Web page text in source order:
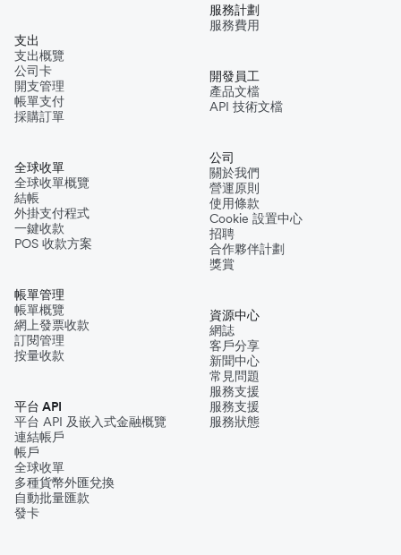
支出
支出概覽
公司卡
開支管理
帳單支付
採購訂單
全球收單
全球收單概覽
結帳
外掛支付程式
一鍵收款
POS 收款方案
帳單管理
帳單概覽
網上發票收款
訂閱管理
按量收款
平台 API
平台 API 及嵌入式金融概覽
連結帳戶
帳戶
全球收單
多種貨幣外匯兌換
自動批量匯款
發卡
服務計劃
服務費用
開發員工
產品文檔
API 技術文檔
公司
關於我們
營運原則
使用條款
Cookie 設置中心
招聘
合作夥伴計劃
獎賞
資源中心
網誌
客戶分享
新聞中心
常見問題
服務支援
服務支援
服務狀態